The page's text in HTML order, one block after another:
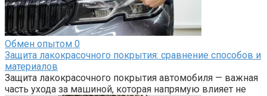
Обмен опытом 0
Защита лакокрасочного покрытия: сравнение способов и
материалов
Защита лакокрасочного покрытия автомобиля — важная
часть ухода за машиной, которая напрямую влияет не